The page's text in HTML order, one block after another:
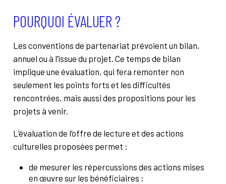
POURQUOI ÉVALUER ?
Les conventions de partenariat prévoient un bilan,
annuel ou à l’issue du projet. Ce temps de bilan
implique une évaluation, qui fera remonter non
seulement les points forts et les difficultés
rencontrées, mais aussi des propositions pour les
projets à venir.
L’évaluation de l’offre de lecture et des actions
culturelles proposées permet :
de mesurer les répercussions des actions mises
en œuvre sur les bénéficiaires ;
À propos
Rechercher